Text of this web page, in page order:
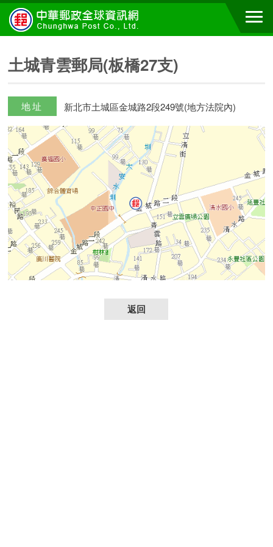
土城青雲郵局(板橋27支)
地址 新北市土城區金城路2段249號(地方法院內)